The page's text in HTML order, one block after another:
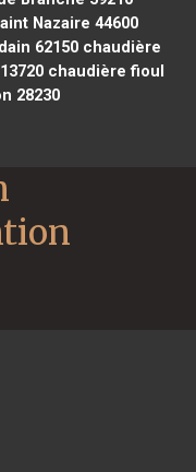
Nazaire 44600
62150chaudière
chaudière fioul
28230